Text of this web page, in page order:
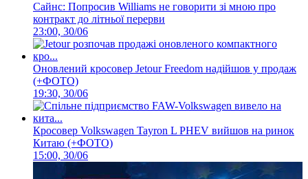
Сайнс: Попросив Williams не говорити зі мною про
контракт до літньої перерви
23:00, 30/06
Оновлений кросовер Jetour Freedom надійшов у продаж
(+ФОТО)
19:30, 30/06
Кросовер Volkswagen Tayron L PHEV вийшов на ринок
Китаю (+ФОТО)
15:00, 30/06